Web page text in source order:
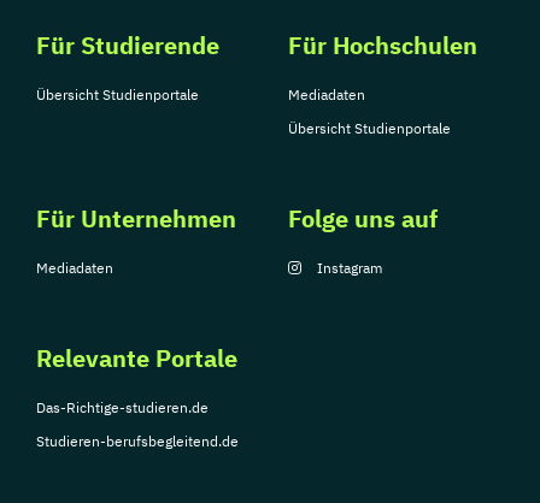
Für Studierende
Übersicht Studienportale
Für Hochschulen
Mediadaten
Übersicht Studienportale
Für Unternehmen
Mediadaten
Relevante Portale
Das-Richtige-studieren.de
Studieren-berufsbegleitend.de
Folge uns auf
Instagram